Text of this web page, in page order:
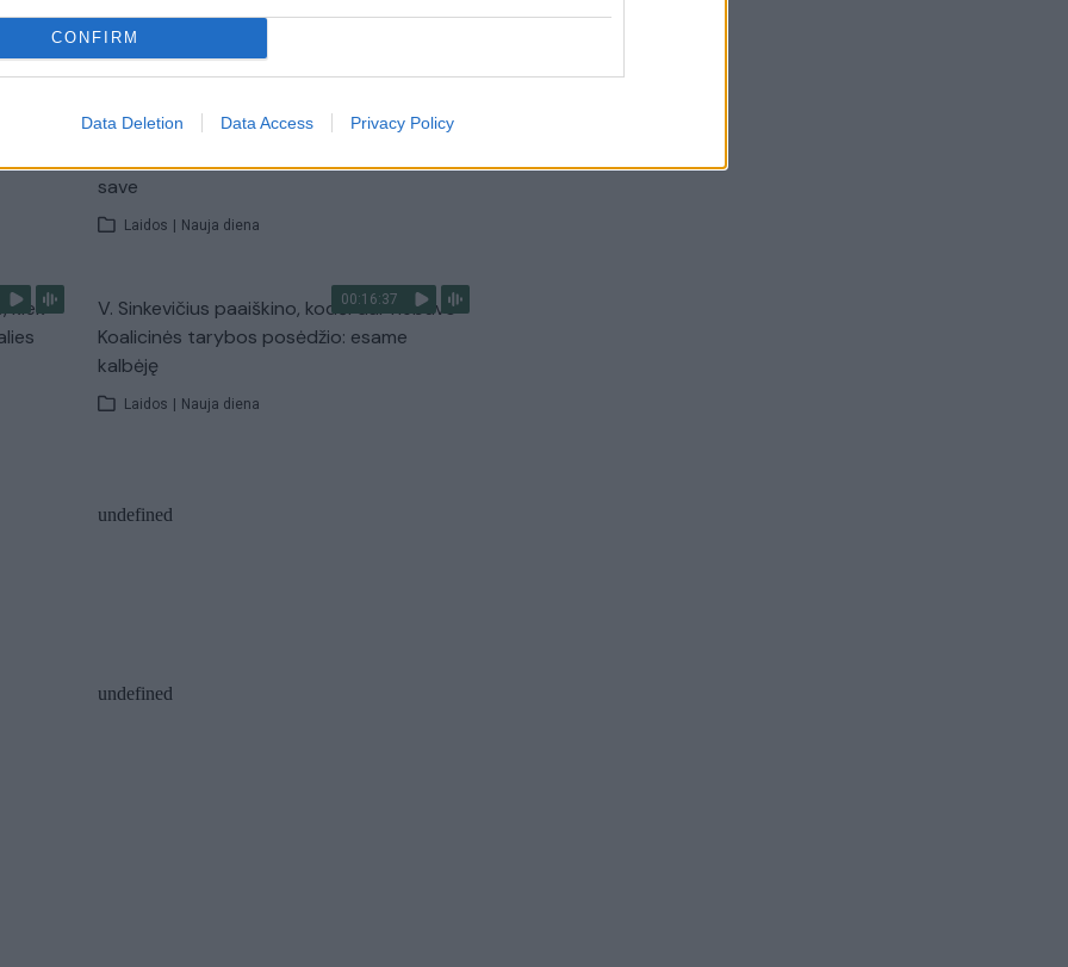
CONFIRM
Data Deletion Data Access Privacy Policy
00:11:27
Lietuvos pasiruošimą pavojams neigiamai
save
Laidos | Nauja diena
kiek
00:16:37
V. Sinkevičius paaiškino, kodėl dar nebuvo
Koalicinės tarybos posėdžio: esame
kalbėję
Laidos | Nauja diena